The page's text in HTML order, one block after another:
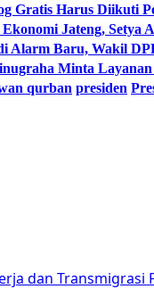
Gratis Harus Diikuti
Jateng, Setya
Alarm Baru, Wakil
Minta
qurban presiden